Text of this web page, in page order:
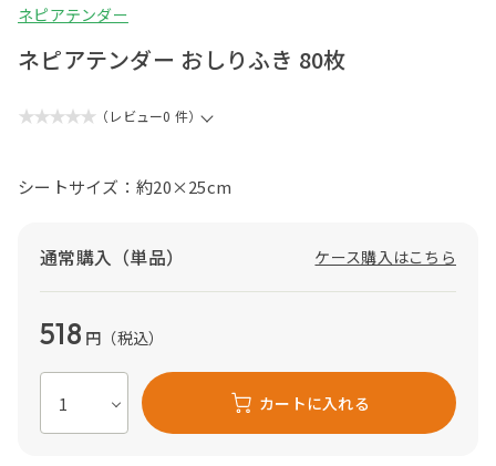
ネピアテンダー
ネピアテンダー おしりふき 80枚
★★★★★ （レビュー0 件）
シートサイズ：約20×25cm
通常購入（単品） ケース購入はこちら
518 円 （税込）
カートに入れる